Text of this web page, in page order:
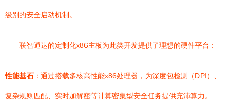
级别的安全启动机制。
联智通达的定制化x86主板为此类开发提供了理想的硬件平台：
性能基石 ：通过搭载多核高性能x86处理器，为深度包检测（DPI）、
复杂规则匹配、实时加解密等计算密集型安全任务提供充沛算力。